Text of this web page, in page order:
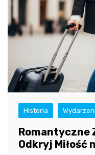
Historia
Romantyczne
Odkryj Miłość